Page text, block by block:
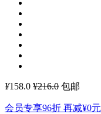
¥158.0 ¥216.0 包邮
会员专享96折 再减¥0元